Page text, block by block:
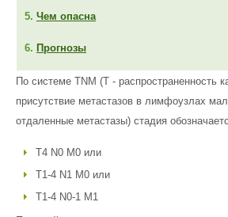
5. Чем опасна
6. Прогнозы
По системе TNM (T - распространенность
присутствие метастазов в лимфоузлах
отдаленные метастазы) стадия
T4 N0 M0 или
T1-4 N1 M0 или
T1-4 N0-1 M1